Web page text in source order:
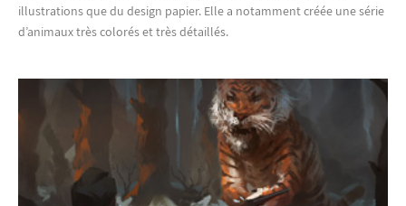
illustrations que du design papier. Elle a notamment créée une série
d’animaux très colorés et très détaillés.